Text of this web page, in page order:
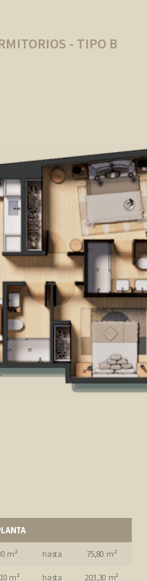
- TIPO B
m² hasta 75,80 m²
m² hasta 203,30 m²